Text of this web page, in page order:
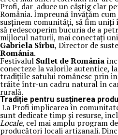
Profi, dar aduce un câștig clar
România. Împreună învățăm
susținem comunități, să fim
să redescoperim bucuria de a
mijlocul naturii, mai conectați
Gabriela Sîrbu, Director de
România.
Festivalul Suflet de România
conecteze la valorile autentice,
tradițiile satului românesc prin
trăite într-un cadru natural în
rurală.
Tradiție pentru susținerea
La Profi implicarea în
sunt dedicate timp și resurse,
Locale, cel mai amplu program
producători locali artizanali.